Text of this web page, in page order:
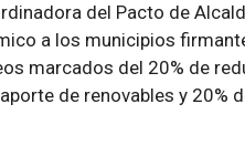
del Pacto de
a los municipios
marcados del 20% de
de renovables y 20%